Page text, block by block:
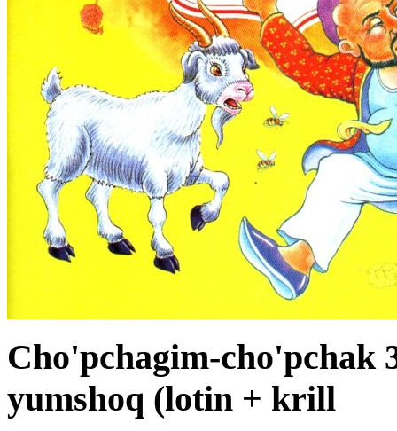
Cho'pchagim-cho'pchak
yumshoq (lotin + krill